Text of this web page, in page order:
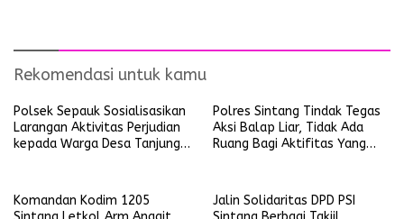
Rekomendasi untuk kamu
Polsek Sepauk Sosialisasikan
Larangan Aktivitas Perjudian
kepada Warga Desa Tanjung
Polres Sintang Tindak Tegas
Aksi Balap Liar, Tidak Ada
Ruang Bagi Aktifitas Yang
Komandan Kodim 1205
Jalin Solidaritas DPD PSI